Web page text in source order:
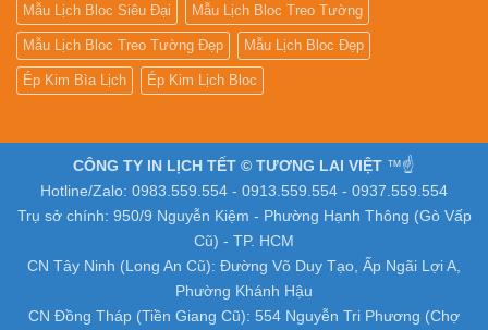
Mẫu Lịch Bloc Siêu Đại Mẫu Lịch Bloc Treo Tường
Mẫu Lịch Bloc Treo Tường Đẹp Mẫu Lịch Bloc Đẹp
Ép Kim Bìa Lịch Ép Kim Lịch Bloc
CÔNG TY IN LỊCH TẾT © TƯƠNG LAI VIỆT ™☝️
Hotline/Zalo: 0983.559.554 - 0913.559.554 - 0937.559.554
Trụ sở chính: 950/9 Nguyễn Kiệm - Phường Hạnh Thông (Gò Vấp
Cũ) - TP. HCM
CN Tây Ninh (Long An Cũ): Đường Võ Duy Tạo, Ấp Ngãi Lợi A,
Phường Khánh Hậu
CN Đồng Tháp (Tiền Giang Cũ): 554 Nguyễn Tri Phương (Chợ